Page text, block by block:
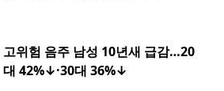
고위험 음주 남성 10년새 급감…20
대 42%↓·30대 36%↓